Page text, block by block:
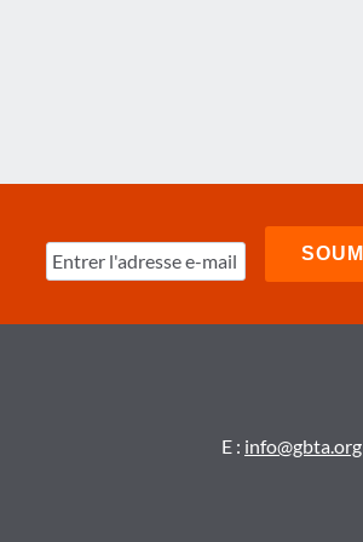
E : info@gbta.org